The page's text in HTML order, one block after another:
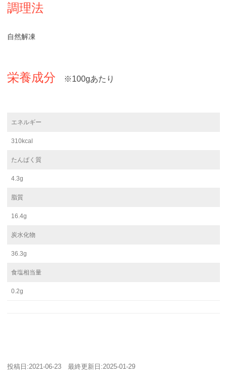
調理法
自然解凍
栄養成分 ※100gあたり
エネルギー
310kcal
たんぱく質
4.3g
脂質
16.4g
炭水化物
36.3g
食塩相当量
0.2g
投稿日:2021-06-23 最終更新日:2025-01-29